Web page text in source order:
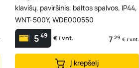
klavišų, paviršinis, baltos spalvos, IP44,
WNT-500Y, WDE000550
549 € / vnt. 7 29 € / vnt.
Į krepšelį